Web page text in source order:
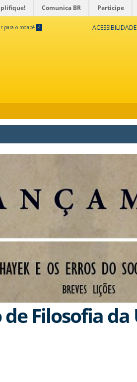
Comunica BR Participe
Ir para o rodapé 4 ACESSIBILIDADE
Filosofia